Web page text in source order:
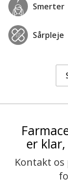
Smerter
Sårpleje
er
Kontakt os